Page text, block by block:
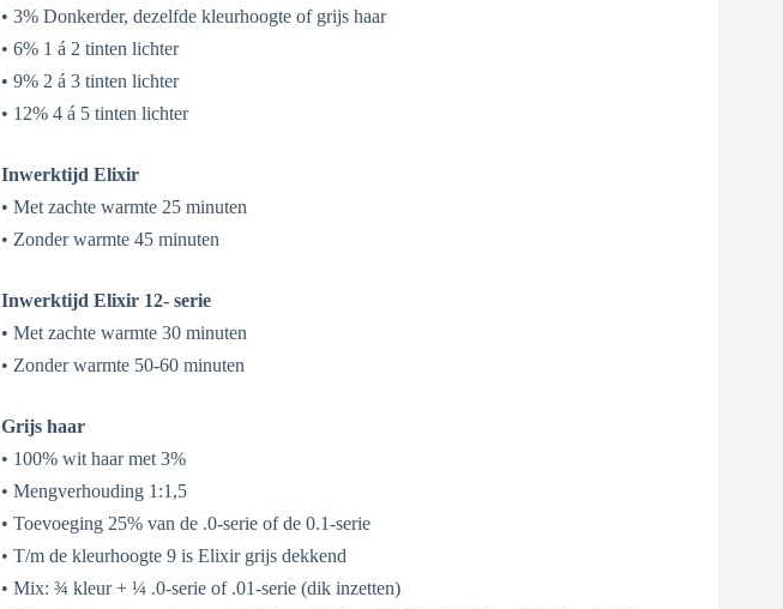
• 3% Donkerder, dezelfde kleurhoogte of grijs haar
• 6% 1 á 2 tinten lichter
• 9% 2 á 3 tinten lichter
• 12% 4 á 5 tinten lichter
Inwerktijd Elixir
• Met zachte warmte 25 minuten
• Zonder warmte 45 minuten
Inwerktijd Elixir 12- serie
• Met zachte warmte 30 minuten
• Zonder warmte 50-60 minuten
Grijs haar
• 100% wit haar met 3%
• Mengverhouding 1:1,5
• Toevoeging 25% van de .0-serie of de 0.1-serie
• T/m de kleurhoogte 9 is Elixir grijs dekkend
• Mix: ¾ kleur + ¼ .0-serie of .01-serie (dik inzetten)